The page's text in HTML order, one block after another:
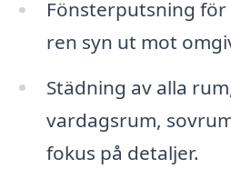
Fönsterputsning
ren syn ut mot
Städning av alla
vardagsrum,
fokus på detaljer.